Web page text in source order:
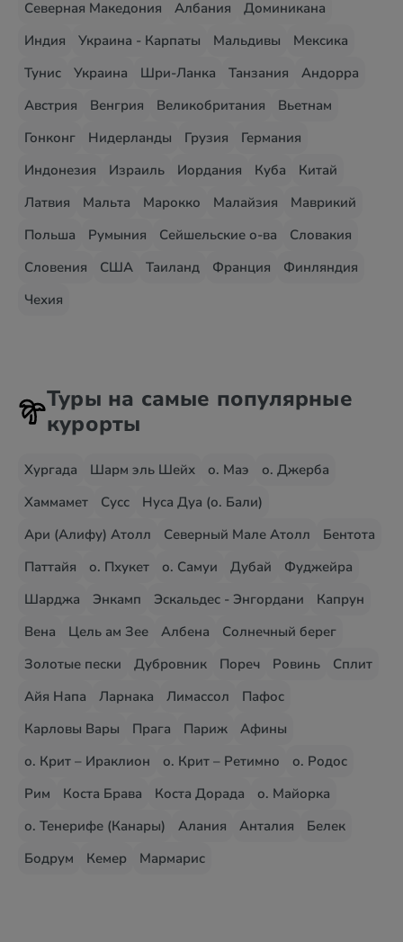
Северная Македония
Албания
Доминикана
Индия
Украина - Карпаты Мальдивы
Мексика
Тунис
Украина Шри-Ланка Танзания
Андорра
Австрия
Венгрия Великобритания
Вьетнам
Гонконг
Нидерланды Грузия
Германия
Индонезия
Израиль Иордания Куба
Китай
Латвия
Мальта Марокко Малайзия
Маврикий
Польша
Румыния Сейшельские о-ва
Словакия
Словения
США Таиланд Франция
Финляндия
Чехия
Туры на самые популярные
курорты
Хургада Шарм эль Шейх о. Маэ
о. Джерба
Хаммамет
Сусс
Нуса Дуа (о. Бали)
Ари (Алифу) Атолл
Северный Мале Атолл
Бентота
Паттайя
о. Пхукет о. Самуи Дубай
Фуджейра
Шарджа
Энкамп Эскальдес - Энгордани
Капрун
Вена
Цель ам Зее Албена
Солнечный берег
Золотые пески
Дубровник Пореч Ровинь
Сплит
Айя Напа
Ларнака Лимассол
Пафос
Карловы Вары
Прага Париж
Афины
о. Крит – Ираклион
о. Крит – Ретимно
о. Родос
Рим
Коста Брава Коста Дорада
о. Майорка
о. Тенерифе (Канары)
Алания Анталия
Белек
Бодрум
Кемер Мармарис